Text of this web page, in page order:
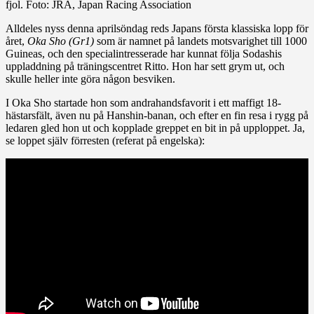
fjol. Foto: JRA, Japan Racing Association
Alldeles nyss denna aprilsöndag reds Japans första klassiska lopp för
året, Oka Sho (Gr1) som är namnet på landets motsvarighet till 1000
Guineas, och den specialintresserade har kunnat följa Sodashis
uppladdning på träningscentret Ritto. Hon har sett grym ut, och
skulle heller inte göra någon besviken.
I Oka Sho startade hon som andrahandsfavorit i ett maffigt 18-
hästarsfält, även nu på Hanshin-banan, och efter en fin resa i rygg på
ledaren gled hon ut och kopplade greppet en bit in på upploppet. Ja,
se loppet själv förresten (referat på engelska):